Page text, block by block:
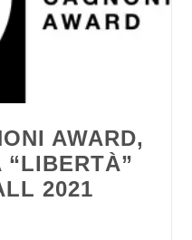
AWARD,
2021